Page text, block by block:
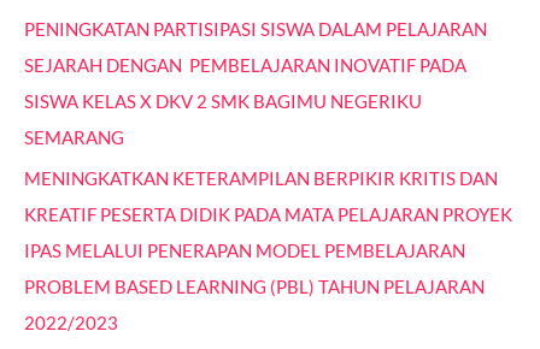
PENINGKATAN PARTISIPASI SISWA DALAM PELAJARAN
SEJARAH DENGAN PEMBELAJARAN INOVATIF PADA
SISWA KELAS X DKV 2 SMK BAGIMU NEGERIKU
SEMARANG
MENINGKATKAN KETERAMPILAN BERPIKIR KRITIS DAN
KREATIF PESERTA DIDIK PADA MATA PELAJARAN PROYEK
IPAS MELALUI PENERAPAN MODEL PEMBELAJARAN
PROBLEM BASED LEARNING (PBL) TAHUN PELAJARAN
2022/2023